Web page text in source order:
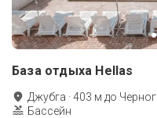
База отдыха Hellas
Джубга ·403 м до
Бассейн